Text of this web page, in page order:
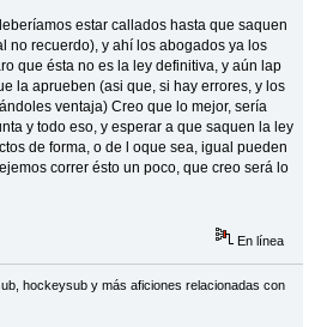
estar callados hasta que saquen
no recuerdo), y ahí los abogados ya los
que ésta no es la ley definitiva, y aún lap
la aprueben (asi que, si hay errores, y los
ventaja) Creo que lo mejor, sería
y todo eso, y esperar a que saquen la ley
de forma, o de l oque sea, igual pueden
correr ésto un poco, que creo será lo
En línea
hockeysub y más aficiones relacionadas con